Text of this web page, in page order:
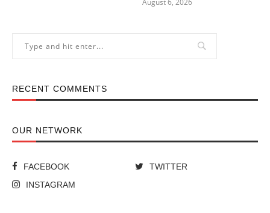
August 6, 2026
RECENT COMMENTS
OUR NETWORK
FACEBOOK
TWITTER
INSTAGRAM